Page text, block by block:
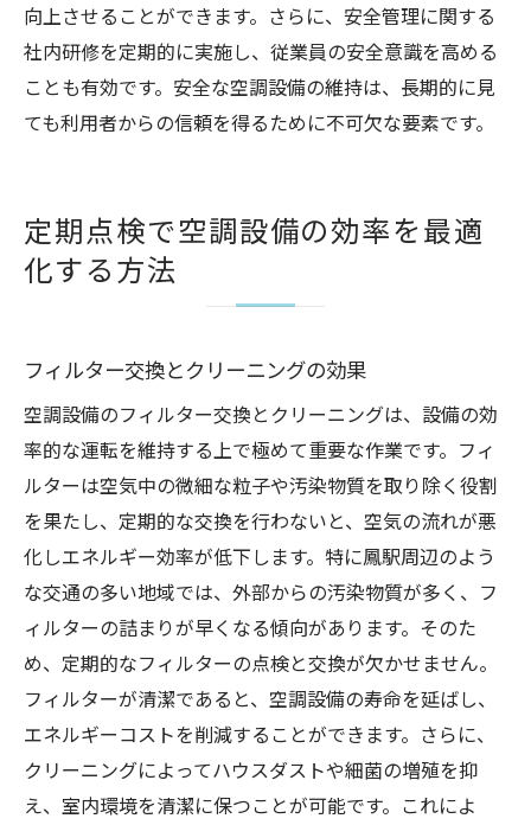
向上させることができます。さらに、安全管理に関する
社内研修を定期的に実施し、従業員の安全意識を高める
ことも有効です。安全な空調設備の維持は、長期的に見
ても利用者からの信頼を得るために不可欠な要素です。
定期点検で空調設備の効率を最適
化する方法
フィルター交換とクリーニングの効果
空調設備のフィルター交換とクリーニングは、設備の効
率的な運転を維持する上で極めて重要な作業です。フィ
ルターは空気中の微細な粒子や汚染物質を取り除く役割
を果たし、定期的な交換を行わないと、空気の流れが悪
化しエネルギー効率が低下します。特に鳳駅周辺のよう
な交通の多い地域では、外部からの汚染物質が多く、フ
ィルターの詰まりが早くなる傾向があります。そのた
め、定期的なフィルターの点検と交換が欠かせません。
フィルターが清潔であると、空調設備の寿命を延ばし、
エネルギーコストを削減することができます。さらに、
クリーニングによってハウスダストや細菌の増殖を抑
え、室内環境を清潔に保つことが可能です。これによ